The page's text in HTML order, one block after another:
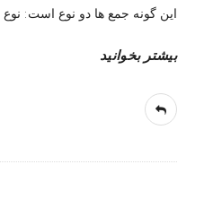
این گونه جمع ها دو نوع است: نوع
بیشتر بخوانید